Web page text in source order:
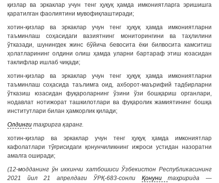
қизлар ва эркаклар учун тенг ҳуқуқ ҳамда имкониятларга эришишга
қаратилган фаолиятини мувофиқлаштиради;
хотин-қизлар ва эркаклар учун тенг ҳуқуқ ҳамда имкониятларни
таъминлаш соҳасидаги вазиятнинг мониторингини ва таҳлилини
ўтказади, шунингдек жинс бўйича бевосита ёки билвосита камситиш
ҳолатларининг олдини олиш ҳамда уларни бартараф этиш юзасидан
таклифлар ишлаб чиқади;
хотин-қизлар ва эркаклар учун тенг ҳуқуқ ҳамда имкониятларни
таъминлаш соҳасида таълимга оид, ахборот-маърифий тадбирларни
ўтказиш юзасидан фуқароларнинг ўзини ўзи бошқариш органлари,
нодавлат нотижорат ташкилотлари ва фуқаролик жамиятининг бошқа
институтлари билан ҳамкорлик қилади;
Олдинги таҳрирга қаранг.
хотин-қизлар ва эркаклар учун тенг ҳуқуқ ҳамда имкониятлар
кафолатлари тўғрисидаги қонунчиликнинг ижроси устидан назоратни
амалга оширади;
(12-модданинг ўн иккинчи хатбошиси Ўзбекистон Республикасининг
2021 йил 21 апрелдаги ЎРҚ-683-сонли Қонунитаҳририда —